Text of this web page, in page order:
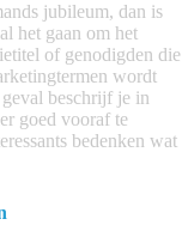
jubileum, dan is
het gaan om het
of genodigden die
wordt
beschrijf je in
goed vooraf te
bedenken wat